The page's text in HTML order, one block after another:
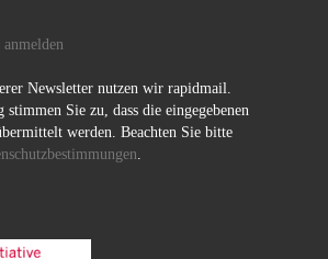
Newsletter nutzen wir rapidmail.
Sie zu, dass die eingegebenen
werden. Beachten Sie bitte